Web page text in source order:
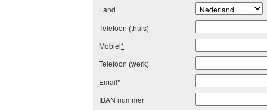
Land
Telefoon (thuis)
Mobiel*
Telefoon (werk)
Email*
IBAN nummer